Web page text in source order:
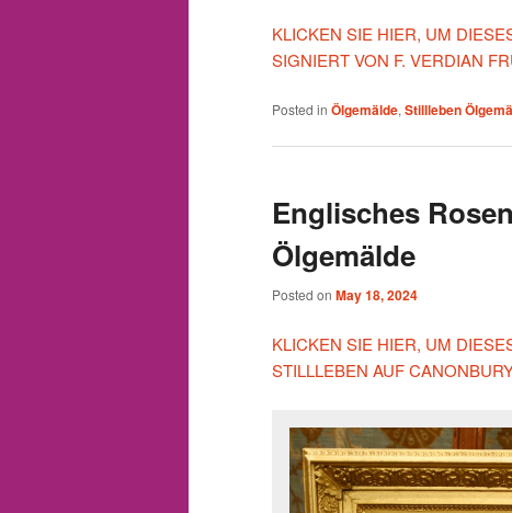
KLICKEN SIE HIER, UM
SIGNIERT VON F. VERDIAN
Posted in Ölgemälde, Stillleben
Englisches
Ölgemälde
Posted on May 18, 2024
KLICKEN SIE HIER, UM
STILLLEBEN AUF